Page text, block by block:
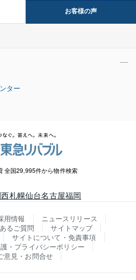
お客様の声
ター
全国29,995件から物件検索
札幌仙台名古屋福岡
用情報
ニュースリリース
るご質問
サイトマップ
サイトについて・免責事項
・プライバシーポリシー
意見・お問合せ